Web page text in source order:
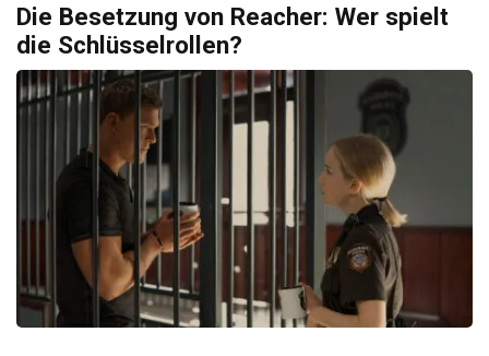
Die Besetzung von Reacher: Wer spielt
die Schlüsselrollen?